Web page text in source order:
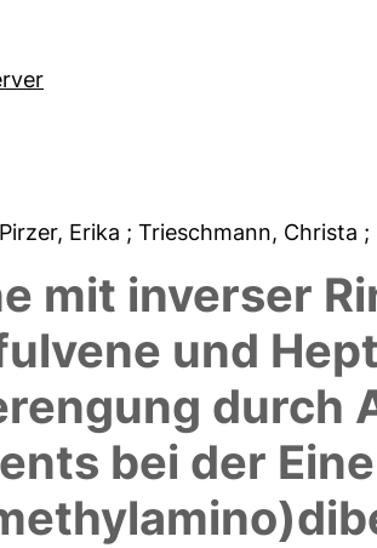
Erika ; Trieschmann, Christa ;
mit inverser
und
durch
bei der